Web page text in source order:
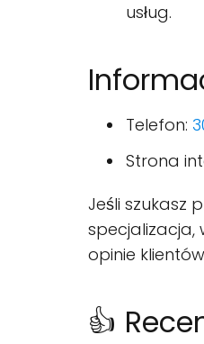
usług.
Telefon:
Strona
Jeśli szukasz
specjalizacja,
opinie
👍